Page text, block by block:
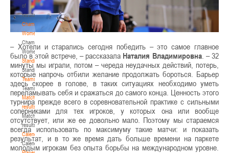
of
results
Championship.
Women
Championship.
Women
Standings
Standings
Teams
Teams
Match
results
Match
results
Calendar
Calendar
– Хотели и старались сегодня победить – это самое главное
было в этой встрече, – рассказала Наталия Владимировна. – 32
минуты мы играли, потом – череда неудачных действий, потерь,
которые напрочь отбили желание продолжать бороться. Барьер
здесь скорее в голове, в таких ситуациях необходимо уметь
переламывать себя и сражаться до самого конца. Ценность этого
турнира прежде всего в соревновательной практике с сильными
соперниками для тех игроков, у которых она или вообще
отсутствует, или же ее довольно мало. Поэтому мы стараемся
всегда использовать по максимуму такие матчи: и показать
результат, и в то же время дать больше времени на паркете
молодым игрокам без опыта борьбы на международном уровне.